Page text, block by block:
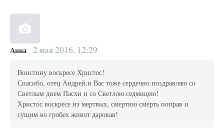
Анна 2 мая 2016, 12:29
Воистину воскресе Христос!
Спасибо, отец Андрей,и Вас тоже сердечно поздравляю со
Светлым днем Пасхи и со Светлою седмицею!
Христос воскресе из мертвых, смертию смерть поправ и
сущим во гробех живот даровав!